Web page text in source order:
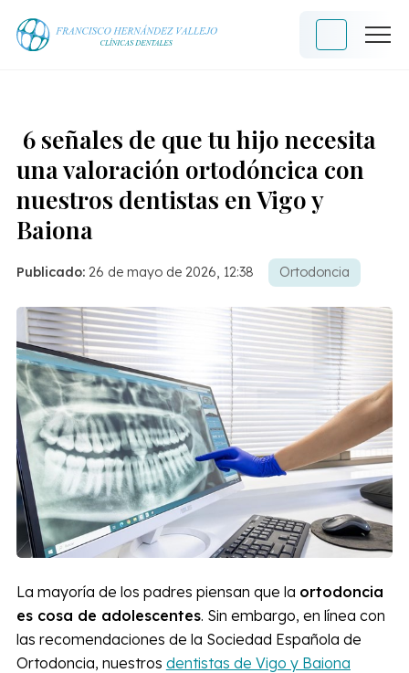
6 señales de que tu hijo necesita
una valoración ortodóncica con
nuestros dentistas en Vigo y
Baiona
Publicado: 26 de mayo de 2026, 12:38 Ortodoncia
La mayoría de los padres piensan que la ortodoncia
es cosa de adolescentes. Sin embargo, en línea con
las recomendaciones de la Sociedad Española de
Ortodoncia, nuestros dentistas de Vigo y Baiona